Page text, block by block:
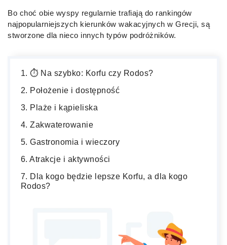
Bo choć obie wyspy regularnie trafiają do rankingów
najpopularniejszych kierunków wakacyjnych w Grecji, są
stworzone dla nieco innych typów podróżników.
⏱️ Na szybko: Korfu czy Rodos?
Położenie i dostępność
Plaże i kąpieliska
Zakwaterowanie
Gastronomia i wieczory
Atrakcje i aktywności
Dla kogo będzie lepsze Korfu, a dla kogo
Rodos?